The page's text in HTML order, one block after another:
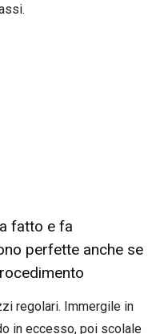
fatto e fa
perfette anche se
regolari. Immergile in
in eccesso, poi scolale